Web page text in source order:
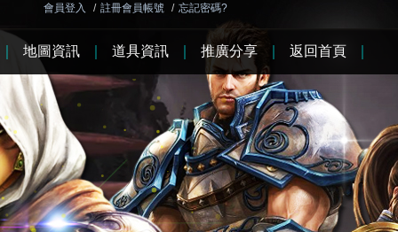
會員登入 / 註冊會員帳號 / 忘記密碼?